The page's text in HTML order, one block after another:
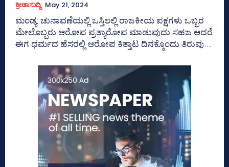
ಕ್ರೀಡಾಸುದ್ದಿ May 21, 2024
ಮಂಡ್ಯ: ಚುನಾವಣೆಯಲ್ಲಿ ಒಸ್ತಿಲಲ್ಲಿ ರಾಜಕೀಯ ಪಕ್ಷಗಳು ಒಬ್ಬರ
ಮೇಲೊಬ್ಬರು ಆರೋಪ ಪ್ರತ್ಯಾರೋಪ ಮಾಡುವುದು ಸಹಜ ಆದರೆ
ಈಗ ಧರ್ಮದ ಹೆಸರಲ್ಲಿ ಆರೋಪ ಕಿತ್ತಾಟ ದಿನಕ್ಕೊಂದು ತಿರುವು...